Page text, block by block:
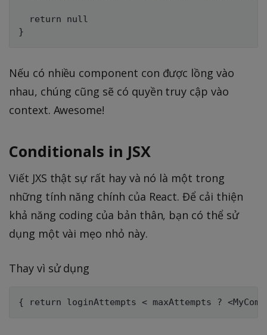
  return null
Nếu có nhiều component con được lồng vào
nhau, chúng cũng sẽ có quyền truy cập vào
context. Awesome!
Conditionals in JSX
Viết JXS thật sự rất hay và nó là một trong
những tính năng chính của React. Để cải thiện
khả năng coding của bản thân, bạn có thể sử
dụng một vài mẹo nhỏ này.
Thay vì sử dụng